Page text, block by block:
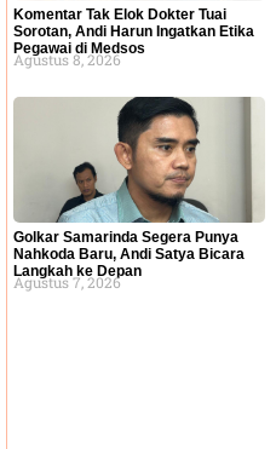
Komentar Tak Elok Dokter Tuai
Sorotan, Andi Harun Ingatkan Etika
Pegawai di Medsos
Agustus 8, 2026
Golkar Samarinda Segera Punya
Nahkoda Baru, Andi Satya Bicara
Langkah ke Depan
Agustus 7, 2026